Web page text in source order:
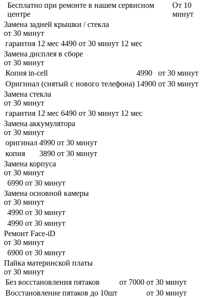
Бесплатно при ремонте в нашем сервисном
центре
От 10
минут
Замена задней крышки / стекла
от 30 минут
гарантия 12 мес 4490 от 30 минут 12 мес
Замена дисплея в сборе
от 30 минут
Копия in-cell
4990
от 30 минут
Оригинал (снятый с нового телефона) 14900 от 30 минут
Замена стекла
от 30 минут
гарантия 12 мес 6490 от 30 минут 12 мес
Замена аккумулятора
от 30 минут
оригинал 4990 от 30 минут
копия
3890 от 30 минут
Замена корпуса
от 30 минут
6990 от 30 минут
Замена основной камеры
от 30 минут
4990 от 30 минут
4990 от 30 минут
Ремонт Face-iD
от 30 минут
6900 от 30 минут
Пайка материнской платы
от 30 минут
Без восстановления пятаков
от 7000 от 30 минут
Восстановление пятаков до 10шт
от 30 минут